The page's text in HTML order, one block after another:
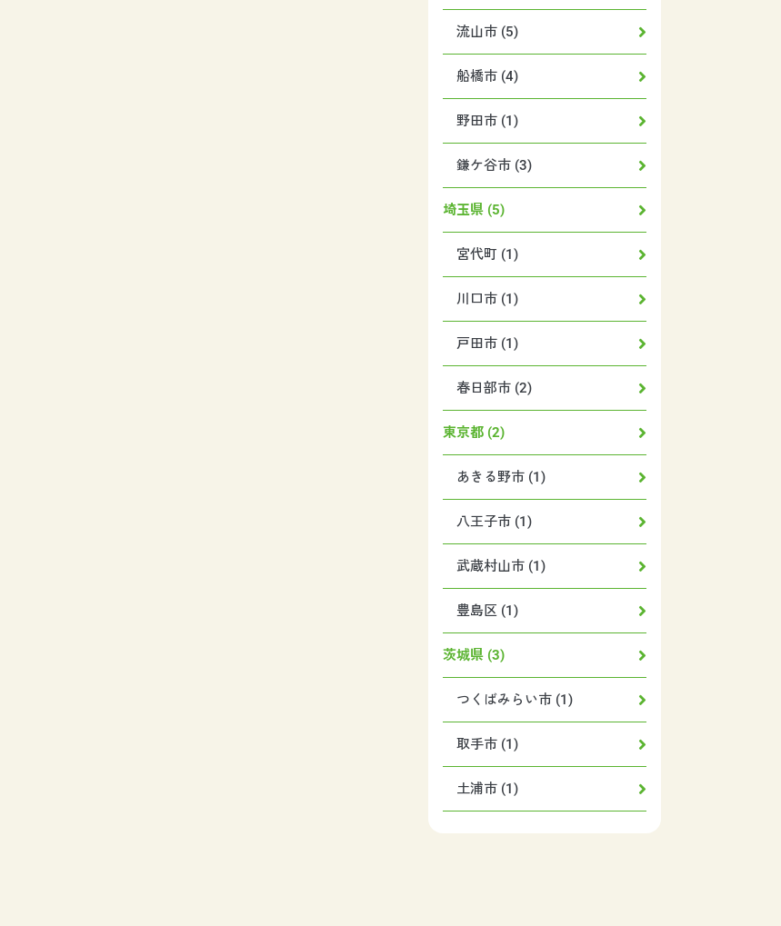
流山市 (5)
船橋市 (4)
野田市 (1)
鎌ケ谷市 (3)
埼玉県 (5)
宮代町 (1)
川口市 (1)
戸田市 (1)
春日部市 (2)
東京都 (2)
あきる野市 (1)
八王子市 (1)
武蔵村山市 (1)
豊島区 (1)
茨城県 (3)
つくばみらい市 (1)
取手市 (1)
土浦市 (1)